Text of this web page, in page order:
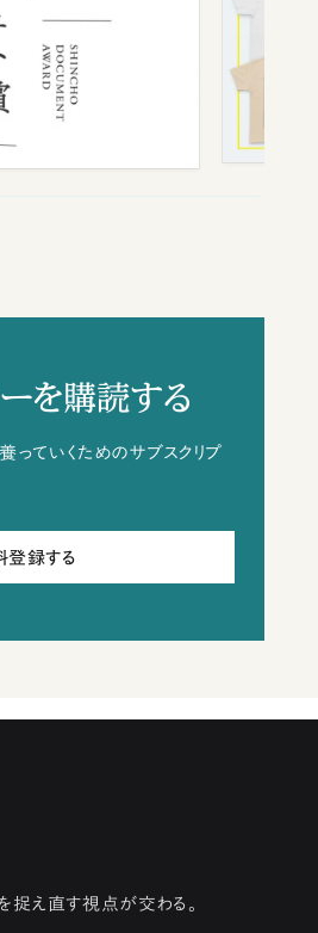
を購読する
っていくためのサブスクリプ
登録する
捉え直す視点が交わる。